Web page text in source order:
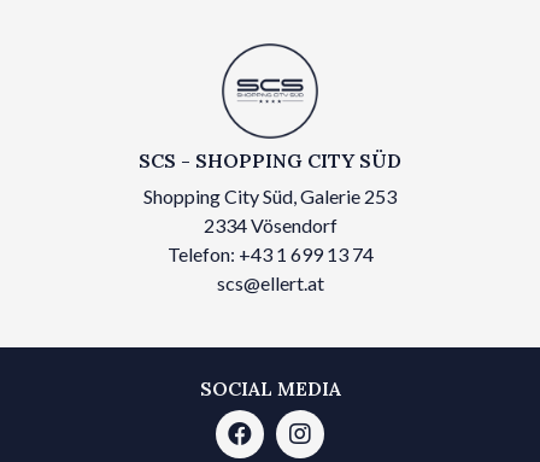
SCS - SHOPPING CITY SÜD
Shopping City Süd, Galerie 253
2334 Vösendorf
Telefon: +43 1 699 13 74
scs@ellert.at
SOCIAL MEDIA